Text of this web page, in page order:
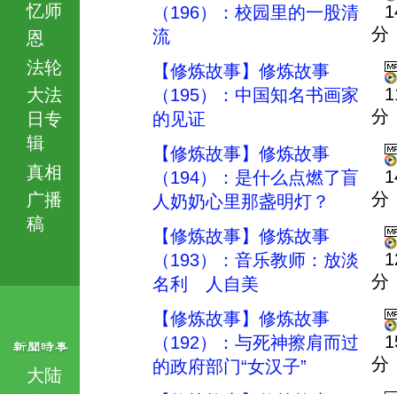
忆师
恩
法轮
大法
日专
辑
真相
广播
稿
大陆
（196）：校园里的一股清
流
分
【修炼故事】修炼故事
（195）：中国知名书画家
的见证
分
【修炼故事】修炼故事
（194）：是什么点燃了盲
人奶奶心里那盏明灯？
分
【修炼故事】修炼故事
（193）：音乐教师：放淡
名利 人自美
分
【修炼故事】修炼故事
（192）：与死神擦肩而过
的政府部门“女汉子”
分